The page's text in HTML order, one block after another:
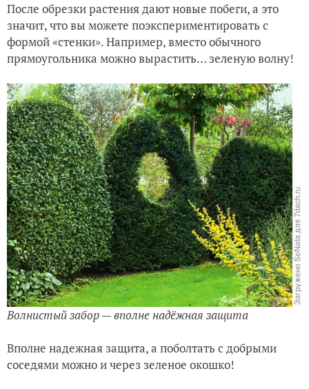
После обрезки растения дают новые побеги, а это
значит, что вы можете поэкспериментировать с
формой «стенки». Например, вместо обычного
прямоугольника можно вырастить… зеленую волну!
Волнистый забор — вполне надёжная защита
Вполне надежная защита, а поболтать с добрыми
соседями можно и через зеленое окошко!